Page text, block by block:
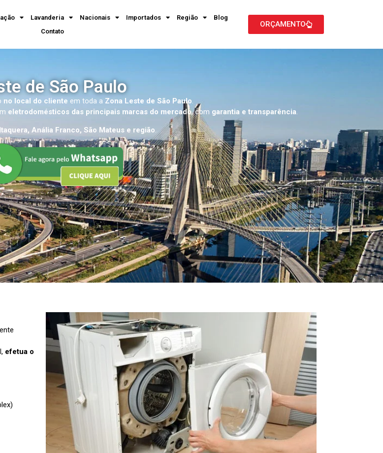
Lavanderia Nacionais Importados Região
Blog
Contato
ORÇAMENTO
de São Paulo
no local do cliente em toda a Zona Leste de São Paulo.
eletrodomésticos das principais marcas do mercado, com garantia e transparência.
Anália Franco, São Mateus e região.
efetua o